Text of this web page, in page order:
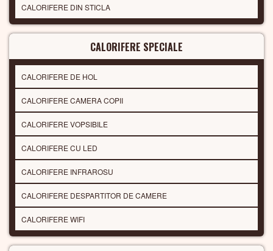
CALORIFERE DIN STICLA
CALORIFERE SPECIALE
CALORIFERE DE HOL
CALORIFERE CAMERA COPII
CALORIFERE VOPSIBILE
CALORIFERE CU LED
CALORIFERE INFRAROSU
CALORIFERE DESPARTITOR DE CAMERE
CALORIFERE WIFI